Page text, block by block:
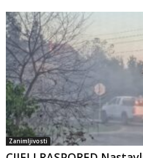
Zanimljivosti